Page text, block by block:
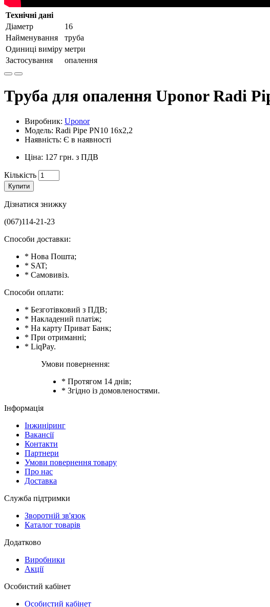
Технічні дані
Діаметр
16
Найменування
труба
Одиниці виміру метри
Застосування
опалення
Труба для опалення Uponor Radi
Виробник: Uponor
Модель: Radi Pipe PN10 16x2,2
Наявність: Є в наявності
Ціна: 127 грн. з ПДВ
Кількість
Купити
Дізнатися знижку
(067)114-21-23
Способи доставки:
* Нова Пошта;
* SAT;
* Самовивіз.
Способи оплати:
* Безготівковий з ПДВ;
* Накладений платіж;
* На карту Приват Банк;
* При отриманні;
* LiqPay.
Умови повернення:
* Протягом 14 днів;
* Згідно із домовленостями.
Інформація
Інжиніринг
Вакансії
Контакти
Партнери
Умови повернення товару
Про нас
Доставка
Служба підтримки
Зворотній зв'язок
Каталог товарів
Додатково
Виробники
Акції
Особистий кабінет
Особистий кабінет